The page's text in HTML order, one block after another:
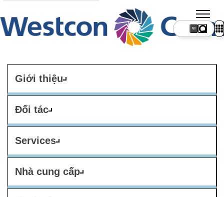
Giới thiệu
Đối tác
Services
Nhà cung cấp
VI